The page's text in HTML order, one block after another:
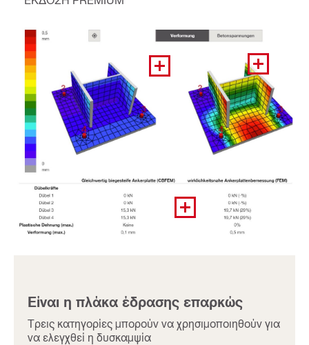
Είναι η πλάκα έδρασης επαρκώς
Τρεις κατηγορίες μπορούν να χρησιμοποιηθούν για
να ελεγχθεί η δυσκαμψία